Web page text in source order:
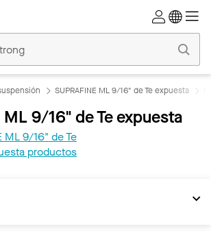
SUPRAFINE ML 9/16" de Te expuesta
ML 9/16" de Te expuesta
ML 9/16" de Te
productos